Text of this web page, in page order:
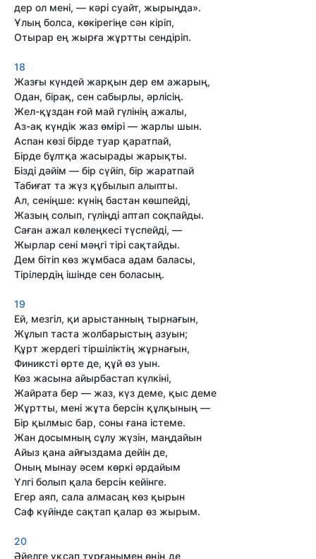
дер ол мені, — кәрі суайт, жырыңда».
Ұлың болса, көкірегіңе сән кіріп,
Отырар ең жырға жұртты сендіріп.
18
Жазғы күндей жарқын дер ем ажарың,
Одан, бірақ, сен сабырлы, әрлісің.
Жел-құздан ғой май гүлінің ажалы,
Аз-ақ күндік жаз өмірі — жарлы шын.
Аспан көзі бірде туар қаратпай,
Бірде бұлтқа жасырады жарықты.
Бізді дәйім — бір сүйіп, бір жаратпай
Табиғат та жүз құбылып алыпты.
Ал, сеніңше: күнің бастан көшпейді,
Жазың солып, гүліңді аптап соқпайды.
Саған ажал көлеңкесі түспейді, —
Жырлар сені мәңгі тірі сақтайды.
Дем бітіп көз жұмбаса адам баласы,
Тірілердің ішінде сен боласың.
19
Ей, мезгіл, қи арыстанның тырнағын,
Жұлып таста жолбарыстың азуын;
Құрт жердегі тіршіліктің жұрнағын,
Финиксті өрте де, құй өз уын.
Көз жасына айырбастап күлкіні,
Жайрата бер — жаз, күз деме, қыс деме
Жұртты, мені жұта берсін құлқының —
Бір қылмыс бар, соны ғана істеме.
Жан досымның сұлу жүзін, маңдайын
Айыз қана айғыздама дейін де,
Оның мынау әсем көркі әрдайым
Үлгі болып қала берсін кейінге.
Егер аяп, сала алмасаң көз қырын
Саф күйінде сақтап қалар өз жырым.
20
Әйелге ұқсап тұрғанымен өңің де